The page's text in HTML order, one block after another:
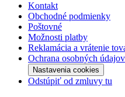
Kontakt
Obchodné podmienky
Poštovné
Možnosti platby
Reklamácia a vrátenie
Ochrana osobných údajov
Nastavenia cookies
Odstúpiť od zmluvy tu